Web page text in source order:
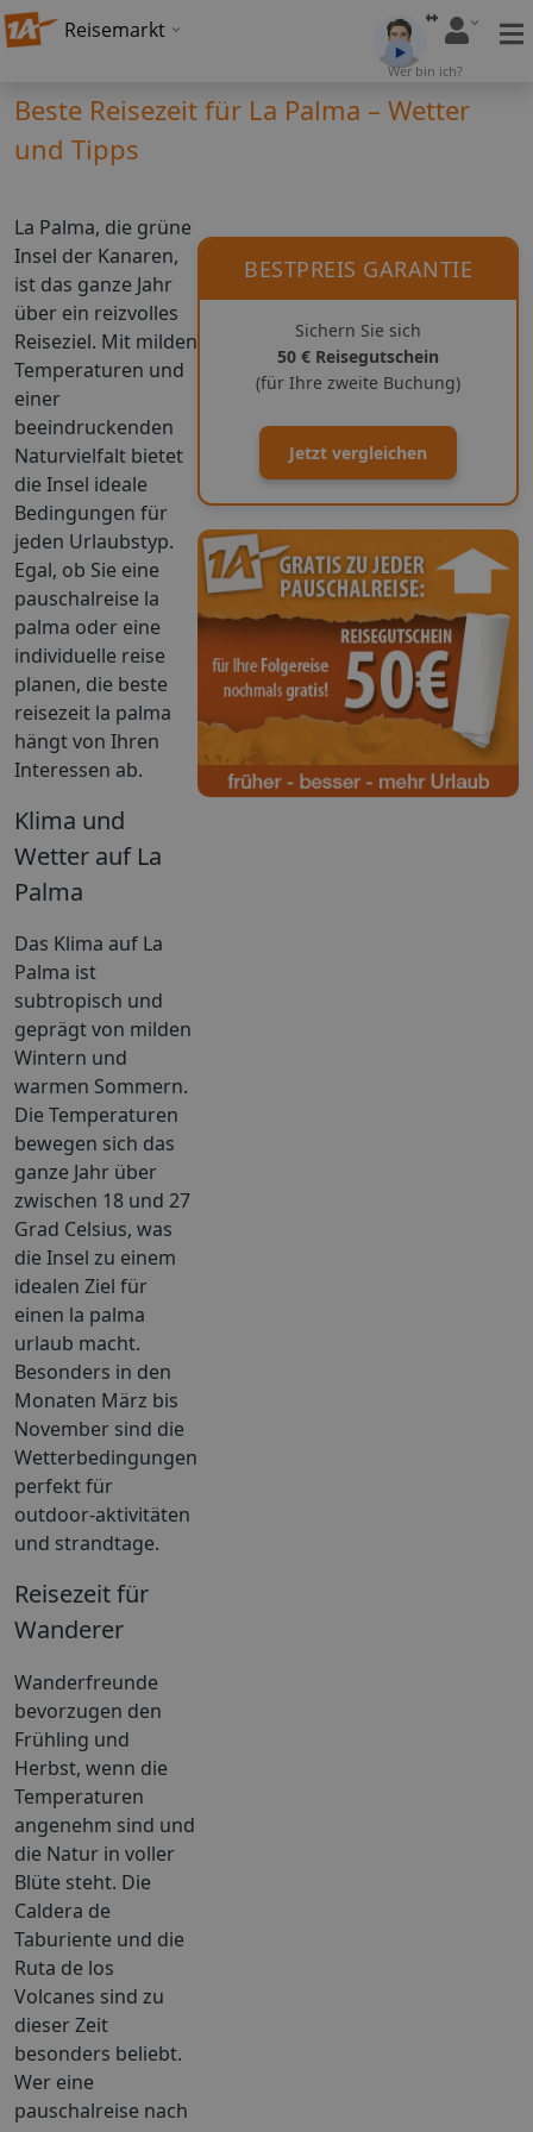
Reisemarkt
Wer bin ich?
Beste Reisezeit für La Palma – Wetter
und Tipps
La Palma, die grüne
Insel der Kanaren,
ist das ganze Jahr
über ein reizvolles
Reiseziel. Mit milden
Temperaturen und
einer
beeindruckenden
Naturvielfalt bietet
die Insel ideale
Bedingungen für
jeden Urlaubstyp.
Egal, ob Sie eine
pauschalreise la
palma oder eine
individuelle reise
planen, die beste
reisezeit la palma
hängt von Ihren
Interessen ab.
Klima und
Wetter auf La
Palma
Das Klima auf La
Palma ist
subtropisch und
geprägt von milden
Wintern und
warmen Sommern.
Die Temperaturen
bewegen sich das
ganze Jahr über
zwischen 18 und 27
Grad Celsius, was
die Insel zu einem
idealen Ziel für
einen la palma
urlaub macht.
Besonders in den
Monaten März bis
November sind die
Wetterbedingungen
perfekt für
outdoor-aktivitäten
und strandtage.
Reisezeit für
Wanderer
Wanderfreunde
bevorzugen den
Frühling und
Herbst, wenn die
Temperaturen
angenehm sind und
die Natur in voller
Blüte steht. Die
Caldera de
Taburiente und die
Ruta de los
Volcanes sind zu
dieser Zeit
besonders beliebt.
Wer eine
pauschalreise nach
BESTPREIS GARANTIE
Sichern Sie sich
50 € Reisegutschein
(für Ihre zweite Buchung)
Jetzt vergleichen